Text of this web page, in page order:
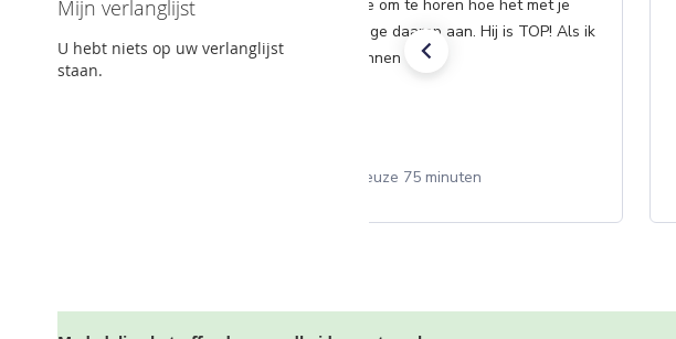
en Piet
chakra
Hij neemt de tijd voor je om te horen hoe het met je
gaat en past de massage daarop aan. Hij is TOP! Als ik
een kat was zou ik spinnen
Massage naar keuze 75 minuten
Mijn verlanglijst
U hebt niets op uw verlanglijst
staan.